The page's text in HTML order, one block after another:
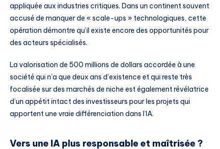
appliquée aux industries critiques. Dans un continent souvent
accusé de manquer de « scale-ups » technologiques, cette
opération démontre qu’il existe encore des opportunités pour
des acteurs spécialisés.
La valorisation de 500 millions de dollars accordée à une
société qui n’a que deux ans d’existence et qui reste très
focalisée sur des marchés de niche est également révélatrice
d’un appétit intact des investisseurs pour les projets qui
apportent une vraie différenciation dans l’IA.
Vers une IA plus responsable et maîtrisée ?